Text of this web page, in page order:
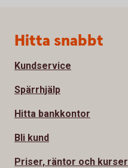
Sidfot
Hitta snabbt
Kundservice
Spärrhjälp
Hitta bankkontor
Bli kund
Priser, räntor och kurser